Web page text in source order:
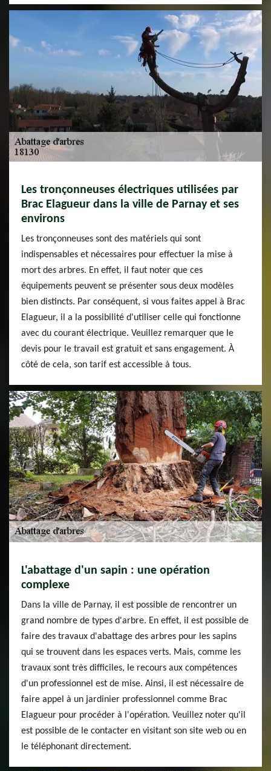
Les tronçonneuses électriques utilisées par
Brac Elagueur dans la ville de Parnay et ses
environs
Les tronçonneuses sont des matériels qui sont
indispensables et nécessaires pour effectuer la mise à
mort des arbres. En effet, il faut noter que ces
équipements peuvent se présenter sous deux modèles
bien distincts. Par conséquent, si vous faites appel à Brac
Elagueur, il a la possibilité d'utiliser celle qui fonctionne
avec du courant électrique. Veuillez remarquer que le
devis pour le travail est gratuit et sans engagement. À
côté de cela, son tarif est accessible à tous.
L'abattage d'un sapin : une opération
complexe
Dans la ville de Parnay, il est possible de rencontrer un
grand nombre de types d'arbre. En effet, il est possible de
faire des travaux d'abattage des arbres pour les sapins
qui se trouvent dans les espaces verts. Mais, comme les
travaux sont très difficiles, le recours aux compétences
d'un professionnel est de mise. Ainsi, il est nécessaire de
faire appel à un jardinier professionnel comme Brac
Elagueur pour procéder à l'opération. Veuillez noter qu'il
est possible de le contacter en visitant son site web ou en
le téléphonant directement.